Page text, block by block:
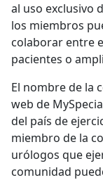
al uso exclusivo
los miembros
colaborar entre
pacientes o
El nombre de la
web de
del país de
miembro de la
urólogos que
comunidad